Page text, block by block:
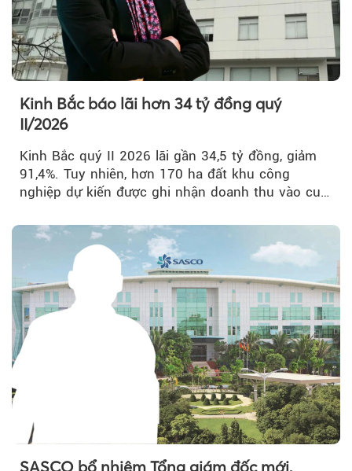
Kinh Bắc báo lãi hơn 34 tỷ đồng quý
II/2026
Kinh Bắc quý II 2026 lãi gần 34,5 tỷ đồng, giảm
91,4%. Tuy nhiên, hơn 170 ha đất khu công
nghiệp dự kiến được ghi nhận doanh thu vào cuối
SASCO bổ nhiệm Tổng giám đốc mới,